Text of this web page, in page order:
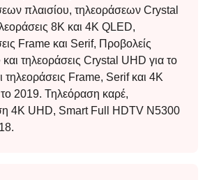
πλαισίου, τηλεοράσεων Crystal
8K και 4K QLED,
Frame και Serif, Προβολείς
τηλεοράσεις Crystal UHD για το
τηλεοράσεις Frame, Serif και 4K
2019. Τηλεόραση καρέ,
4K UHD, Smart Full HDTV N5300